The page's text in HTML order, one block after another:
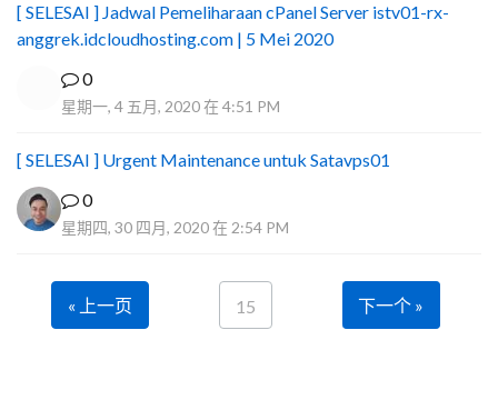
[ SELESAI ] Jadwal Pemeliharaan cPanel Server istv01-rx-
anggrek.idcloudhosting.com | 5 Mei 2020
0
星期一, 4 五月, 2020 在 4:51 PM
[ SELESAI ] Urgent Maintenance untuk Satavps01
0
星期四, 30 四月, 2020 在 2:54 PM
« 上一页 15 下一个 »